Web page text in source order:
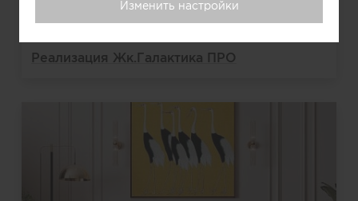
Реализация Жк.Галактика ПРО
Изменить настройки